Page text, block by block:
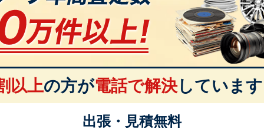
以上の方が電話で解決していま
出張・見積無料